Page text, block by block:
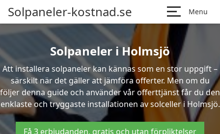
Solpaneler-kostnad.se Menu
Solpaneler i Holmsjö
Att installera solpaneler kan kännas som en stor uppgift –
särskilt när det gäller att jämföra offerter. Men om du
följer denna guide och använder vår offerttjänst får du den
enklaste och tryggaste installationen av solceller i Holmsjö.
Få 3 erbjudanden, gratis och utan förpliktelser